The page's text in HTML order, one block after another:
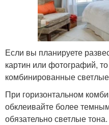
Если вы планируете
картин или фотографий,
комбинированные
При горизонтальном
обклеивайте более
обязательно светлые тона.